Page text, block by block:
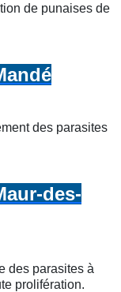
de punaises de
des parasites
des-
des parasites à
prolifération.